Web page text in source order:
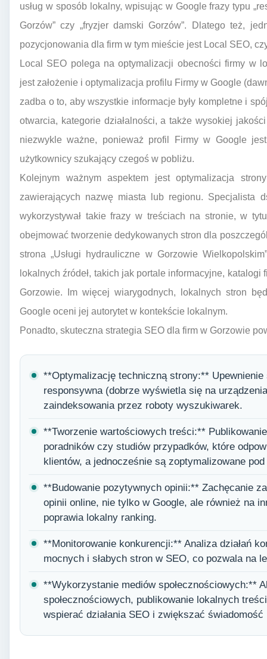
usług w sposób lokalny, wpisując w Google frazy typu
Gorzów” czy „fryzjer damski Gorzów”. Dlatego też,
pozycjonowania dla firm w tym mieście jest Local SEO,
Local SEO polega na optymalizacji obecności firmy w
jest założenie i optymalizacja profilu Firmy w Google
zadba o to, aby wszystkie informacje były kompletne i
otwarcia, kategorie działalności, a także wysokiej
niezwykle ważne, ponieważ profil Firmy w Google
użytkownicy szukający czegoś w pobliżu.
Kolejnym ważnym aspektem jest optymalizacja
zawierających nazwę miasta lub regionu. Specjalista
wykorzystywał takie frazy w treściach na stronie, w
obejmować tworzenie dedykowanych stron dla
strona „Usługi hydrauliczne w Gorzowie
lokalnych źródeł, takich jak portale informacyjne,
Gorzowie. Im więcej wiarygodnych, lokalnych stron
Google oceni jej autorytet w kontekście lokalnym.
Ponadto, skuteczna strategia SEO dla firm w Gorzowie
**Optymalizację techniczną strony:**
responsywna (dobrze wyświetla się na
zaindeksowania przez roboty wyszukiwarek.
**Tworzenie wartościowych treści:**
poradników czy studiów przypadków, które
klientów, a jednocześnie są zoptymalizowane
**Budowanie pozytywnych opinii:** Zachęcanie
opinii online, nie tylko w Google, ale również na
poprawia lokalny ranking.
**Monitorowanie konkurencji:** Analiza działań
mocnych i słabych stron w SEO, co pozwala na
**Wykorzystanie mediów społecznościowych:**
społecznościowych, publikowanie lokalnych
wspierać działania SEO i zwiększać